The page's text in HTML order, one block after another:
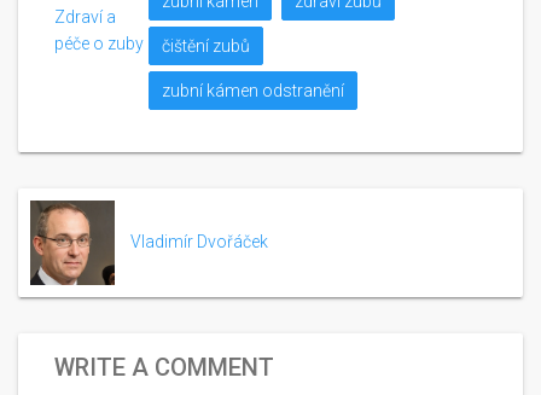
Zdraví a
péče o zuby
čištění zubů
zubní kámen odstranění
Vladimír Dvořáček
WRITE A COMMENT